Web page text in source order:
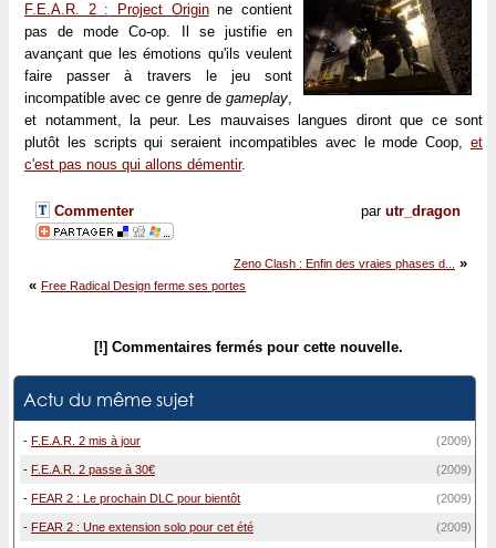
F.E.A.R. 2 : Project Originne contient
pas de mode Co-op. Il se justifie en
avançant que les émotions qu'ils veulent
faire passer à travers le jeu sont
incompatible avec ce genre de gameplay,
et notamment, la peur. Les mauvaises langues diront que ce sont
plutôt les scripts qui seraient incompatibles avec le mode Coop, et
c'est pas nous qui allons démentir.
par utr_dragon
Commenter
Zeno Clash : Enfin des vraies phases d...
»
« Free Radical Design ferme ses portes
[!] Commentaires fermés pour cette nouvelle.
Actu du même sujet
- F.E.A.R. 2 mis à jour (2009)
- F.E.A.R. 2 passe à 30€ (2009)
- FEAR 2 : Le prochain DLC pour bientôt (2009)
- FEAR 2 : Une extension solo pour cet été (2009)